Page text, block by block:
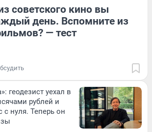
советского кино вы
день. Вспомните из
— тест
геодезист уехал в
рублей и
с нуля. Теперь он